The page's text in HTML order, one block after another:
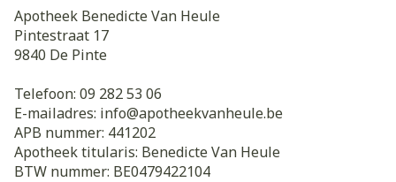
Apotheek Benedicte Van Heule
Pintestraat 17
9840 De Pinte
Telefoon: 09 282 53 06
E-mailadres: info@apotheekvanheule.be
APB nummer: 441202
Apotheek titularis: Benedicte Van Heule
BTW nummer: BE0479422104